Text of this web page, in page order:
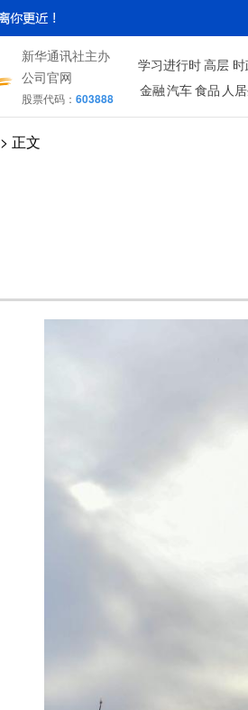
新华通讯社主办
公司官网
股票代码： 603888
学习进行时 高层
金融 汽车 食品 人
> 正文